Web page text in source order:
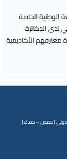
الوطنية الخاصة
لدى الدكاترة
معارفهم الأكاديمية
( حمص – حماة )